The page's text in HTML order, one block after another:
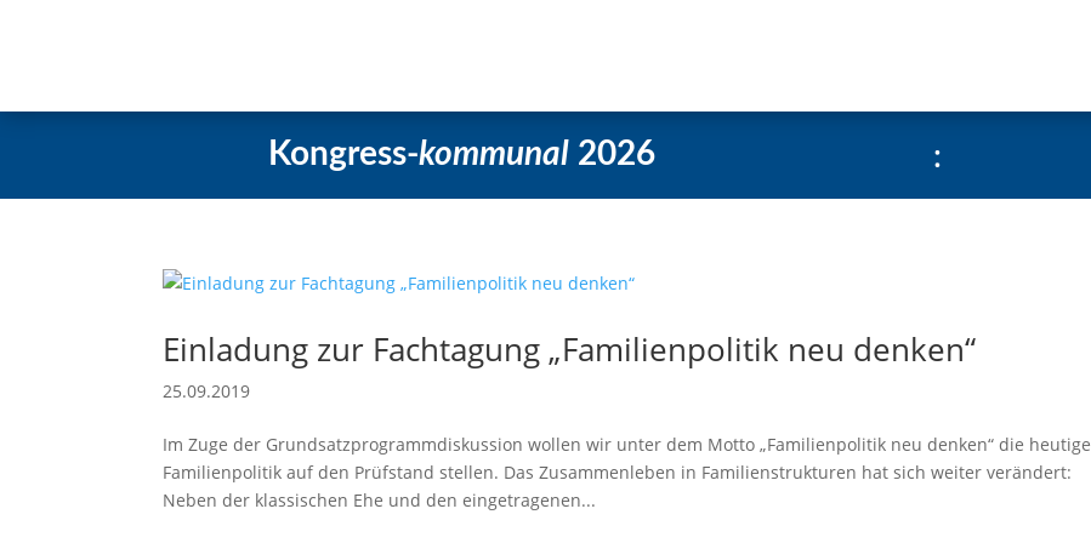
Kongress-kommunal 2026 :
Einladung zur Fachtagung „Familienpolitik neu denken“
25.09.2019
Im Zuge der Grundsatzprogrammdiskussion wollen wir unter dem Motto „Familienpolitik neu denken“ die heutige
Familienpolitik auf den Prüfstand stellen. Das Zusammenleben in Familienstrukturen hat sich weiter verändert:
Neben der klassischen Ehe und den eingetragenen...